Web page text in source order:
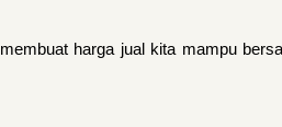
harga jual kita mampu